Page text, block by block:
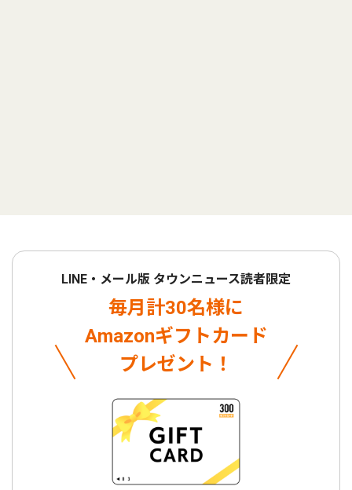
LINE・メール版 タウンニュース読者限定
毎月計30名様に
Amazonギフトカード
プレゼント！